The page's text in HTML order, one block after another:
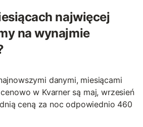
najwięcej
na wynajmie
danymi, miesiącami
w Kvarner są maj, wrzesień
ceną za noc odpowiednio 460